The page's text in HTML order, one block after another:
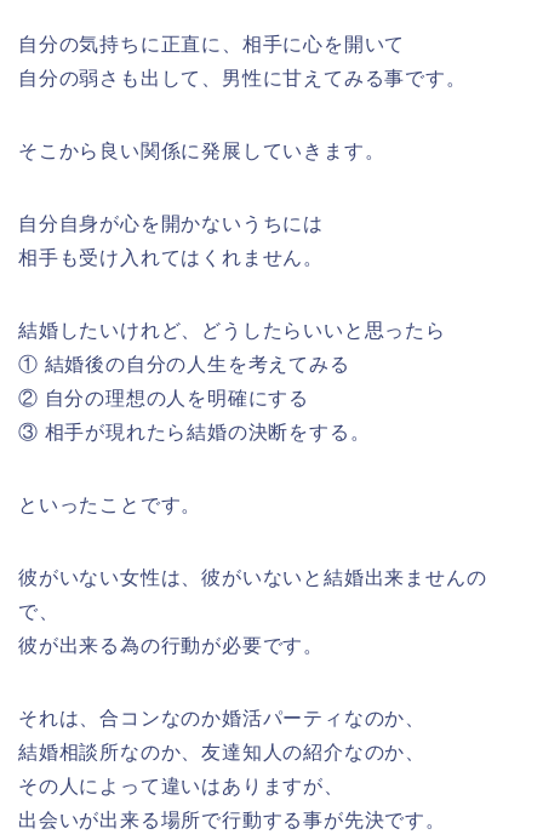
自分の気持ちに正直に、相手に心を開いて
自分の弱さも出して、男性に甘えてみる事です。
そこから良い関係に発展していきます。
自分自身が心を開かないうちには
相手も受け入れてはくれません。
結婚したいけれど、どうしたらいいと思ったら
① 結婚後の自分の人生を考えてみる
② 自分の理想の人を明確にする
③ 相手が現れたら結婚の決断をする。
といったことです。
彼がいない女性は、彼がいないと結婚出来ませんの
で、
彼が出来る為の行動が必要です。
それは、合コンなのか婚活パーティなのか、
結婚相談所なのか、友達知人の紹介なのか、
その人によって違いはありますが、
出会いが出来る場所で行動する事が先決です。